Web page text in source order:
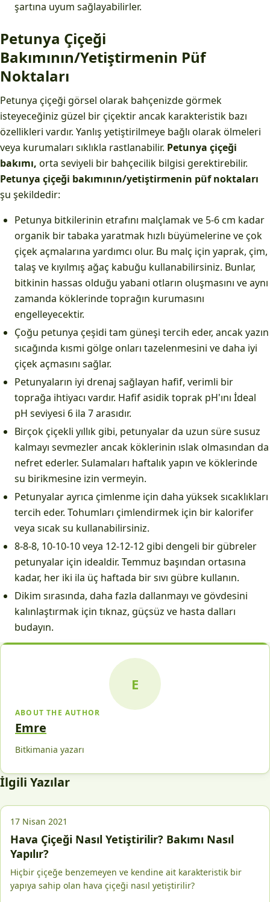
şartına uyum sağlayabilirler.
Petunya Çiçeği
Bakımının/Yetiştirmenin Püf
Noktaları
Petunya çiçeği görsel olarak bahçenizde görmek
isteyeceğiniz güzel bir çiçektir ancak karakteristik bazı
özellikleri vardır. Yanlış yetiştirilmeye bağlı olarak ölmeleri
veya kurumaları sıklıkla rastlanabilir. Petunya çiçeği
bakımı, orta seviyeli bir bahçecilik bilgisi gerektirebilir.
Petunya çiçeği bakımının/yetiştirmenin püf noktaları
şu şekildedir:
Petunya bitkilerinin etrafını malçlamak ve 5-6 cm kadar
organik bir tabaka yaratmak hızlı büyümelerine ve çok
çiçek açmalarına yardımcı olur. Bu malç için yaprak, çim,
talaş ve kıyılmış ağaç kabuğu kullanabilirsiniz. Bunlar,
bitkinin hassas olduğu yabani otların oluşmasını ve aynı
zamanda köklerinde toprağın kurumasını
engelleyecektir.
Çoğu petunya çeşidi tam güneşi tercih eder, ancak yazın
sıcağında kısmi gölge onları tazelenmesini ve daha iyi
çiçek açmasını sağlar.
Petunyaların iyi drenaj sağlayan hafif, verimli bir
toprağa ihtiyacı vardır. Hafif asidik toprak pH'ını İdeal
pH seviyesi 6 ila 7 arasıdır.
Birçok çiçekli yıllık gibi, petunyalar da uzun süre susuz
kalmayı sevmezler ancak köklerinin ıslak olmasından da
nefret ederler. Sulamaları haftalık yapın ve köklerinde
su birikmesine izin vermeyin.
Petunyalar ayrıca çimlenme için daha yüksek sıcaklıkları
tercih eder. Tohumları çimlendirmek için bir kalorifer
veya sıcak su kullanabilirsiniz.
8-8-8, 10-10-10 veya 12-12-12 gibi dengeli bir gübreler
petunyalar için idealdir. Temmuz başından ortasına
kadar, her iki ila üç haftada bir sıvı gübre kullanın.
Dikim sırasında, daha fazla dallanmayı ve gövdesini
kalınlaştırmak için tıknaz, güçsüz ve hasta dalları
budayın.
E
ABOUT THE AUTHOR
Emre
Bitkimania yazarı
İlgili Yazılar
17 Nisan 2021
Hava Çiçeği Nasıl Yetiştirilir? Bakımı Nasıl
Yapılır?
Hiçbir çiçeğe benzemeyen ve kendine ait karakteristik bir
yapıya sahip olan hava çiçeği nasıl yetiştirilir?